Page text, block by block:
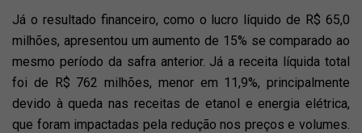
Já o resultado financeiro, como o lucro líquido de R$ 65,0
milhões, apresentou um aumento de 15% se comparado ao
mesmo período da safra anterior. Já a receita líquida total
foi de R$ 762 milhões, menor em 11,9%, principalmente
devido à queda nas receitas de etanol e energia elétrica,
que foram impactadas pela redução nos preços e volumes.